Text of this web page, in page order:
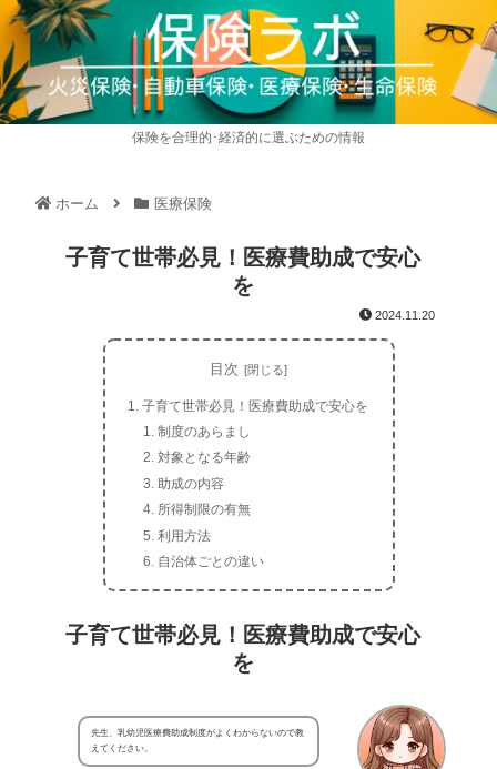
保険を合理的･経済的に選ぶための情報
ホーム 医療保険
子育て世帯必見！医療費助成で安心
を
2024.11.20
目次
子育て世帯必見！医療費助成で安心を
制度のあらまし
対象となる年齢
助成の内容
所得制限の有無
利用方法
自治体ごとの違い
子育て世帯必見！医療費助成で安心
を
先生、乳幼児医療費助成制度がよくわからないので教
えてください。